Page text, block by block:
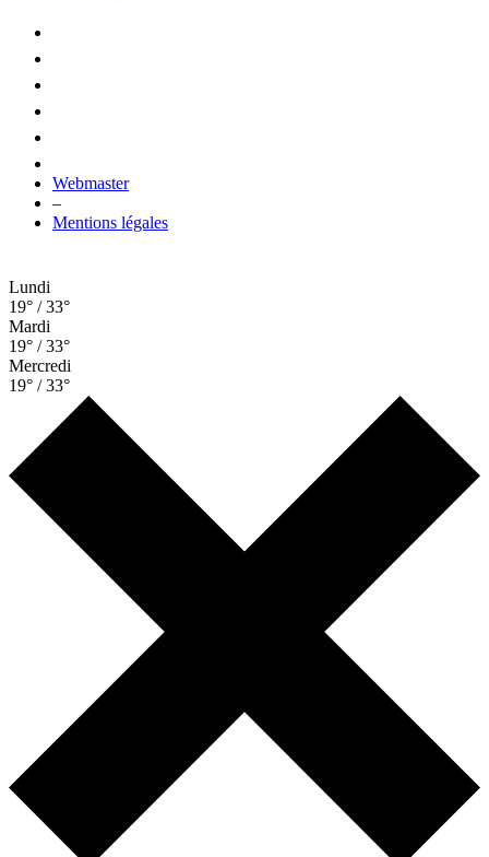
Webmaster
–
Mentions légales
Lundi
19° / 33°
Mardi
19° / 33°
Mercredi
19° / 33°